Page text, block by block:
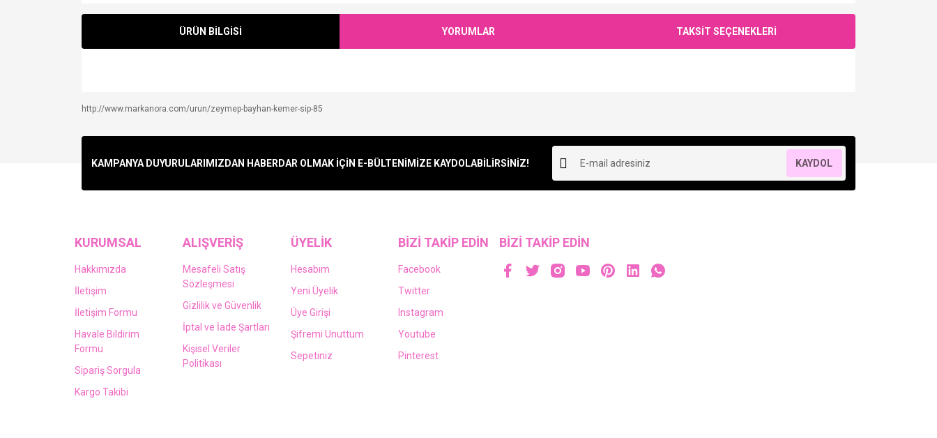
ÜRÜN BİLGİSİ YORUMLAR TAKSİT SEÇENEKLERİ
Yorum Yaz
http://www.markanora.com/urun/zeymep-bayhan-kemer-sip-85
KAMPANYA DUYURULARIMIZDAN HABERDAR OLMAK İÇİN E-BÜLTENİMİZE KAYDOLABİLİRSİNİZ! KAYDOL
KURUMSAL
Hakkımızda
İletişim
İletişim Formu
Havale Bildirim
Formu
Sipariş Sorgula
Kargo Takibi
ALIŞVERİŞ
Mesafeli Satış
Sözleşmesi
Gizlilik ve Güvenlik
İptal ve İade Şartları
Kişisel Veriler
Politikası
ÜYELİK
Hesabım
Yeni Üyelik
Üye Girişi
Şifremi Unuttum
Sepetiniz
BİZİ TAKİP EDİN
Facebook
Twitter
Instagram
Youtube
Pinterest
BİZİ TAKİP EDİN